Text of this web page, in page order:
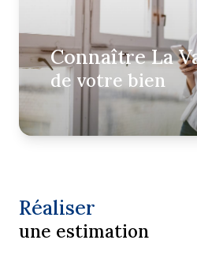
contact
Connaître La
de votre bien
Réaliser
une estimation